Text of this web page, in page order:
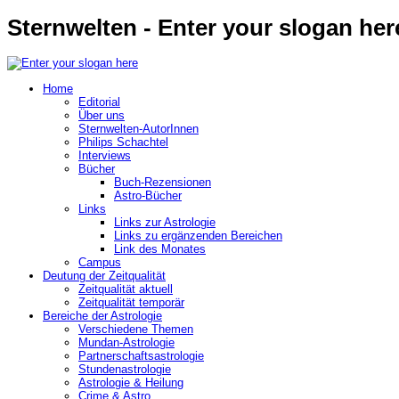
Sternwelten - Enter your slogan
Home
Editorial
Über uns
Sternwelten-AutorInnen
Philips Schachtel
Interviews
Bücher
Buch-Rezensionen
Astro-Bücher
Links
Links zur Astrologie
Links zu ergänzenden Bereichen
Link des Monates
Campus
Deutung der Zeitqualität
Zeitqualität aktuell
Zeitqualität temporär
Bereiche der Astrologie
Verschiedene Themen
Mundan-Astrologie
Partnerschaftsastrologie
Stundenastrologie
Astrologie & Heilung
Crime & Astro